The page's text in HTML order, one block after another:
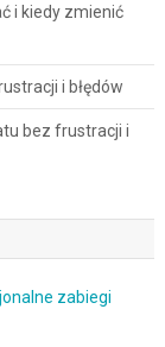
i kiedy zmienić
i błędów
bez frustracji i
zabiegi